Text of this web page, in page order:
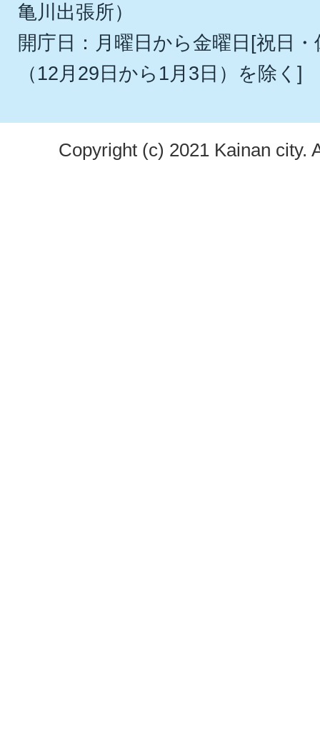
亀川出張所）
開庁日：月曜日から金曜日[祝日
（12月29日から1月3日）を除く]
Copyright (c) 2021 Kainan city.